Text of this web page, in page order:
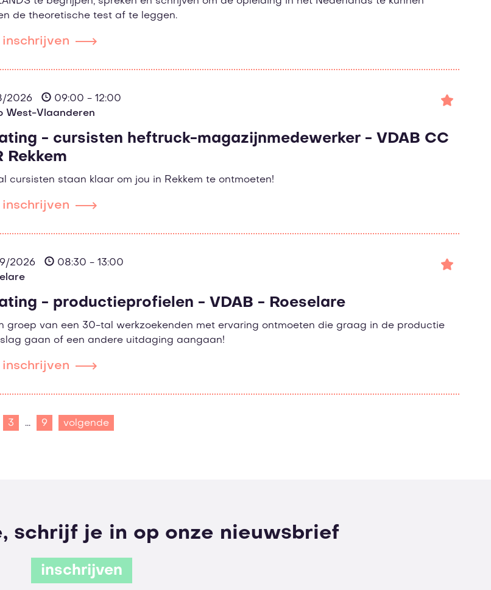
de theoretische test af te leggen.
2026
09:00 - 12:00
West-Vlaanderen
- cursisten heftruck-magazijnmedewerker - VDAB CC
Rekkem
cursisten staan klaar om jou in Rekkem te ontmoeten!
2026
08:30 - 13:00
- productieprofielen - VDAB - Roeselare
groep van een 30-tal werkzoekenden met ervaring ontmoeten die graag in de productie
gaan of een andere uitdaging aangaan!
3 ... 9 volgende
schrijf je in op onze nieuwsbrief
inschrijven